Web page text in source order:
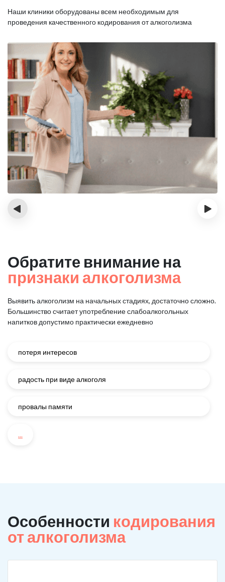
Наши клиники оборудованы всем необходимым для
проведения качественного кодирования от алкоголизма
‹ ›
Обратите внимание на
признаки алкоголизма
Выявить алкоголизм на начальных стадиях, достаточно сложно.
Большинство считает употребление слабоалкогольных
напитков допустимо практически ежедневно
потеря интересов
радость при виде алкоголя
провалы памяти
...
Особенности кодирования
от алкоголизма